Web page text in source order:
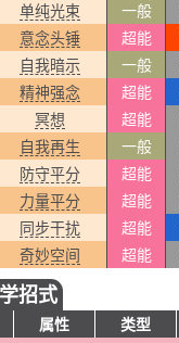
单纯光束 一般
意念头锤 超能
自我暗示 一般
精神强念 超能
冥想 超能
自我再生 一般
防守平分 超能
力量平分 超能
同步干扰 超能
奇妙空间 超能
招式
属性 类型